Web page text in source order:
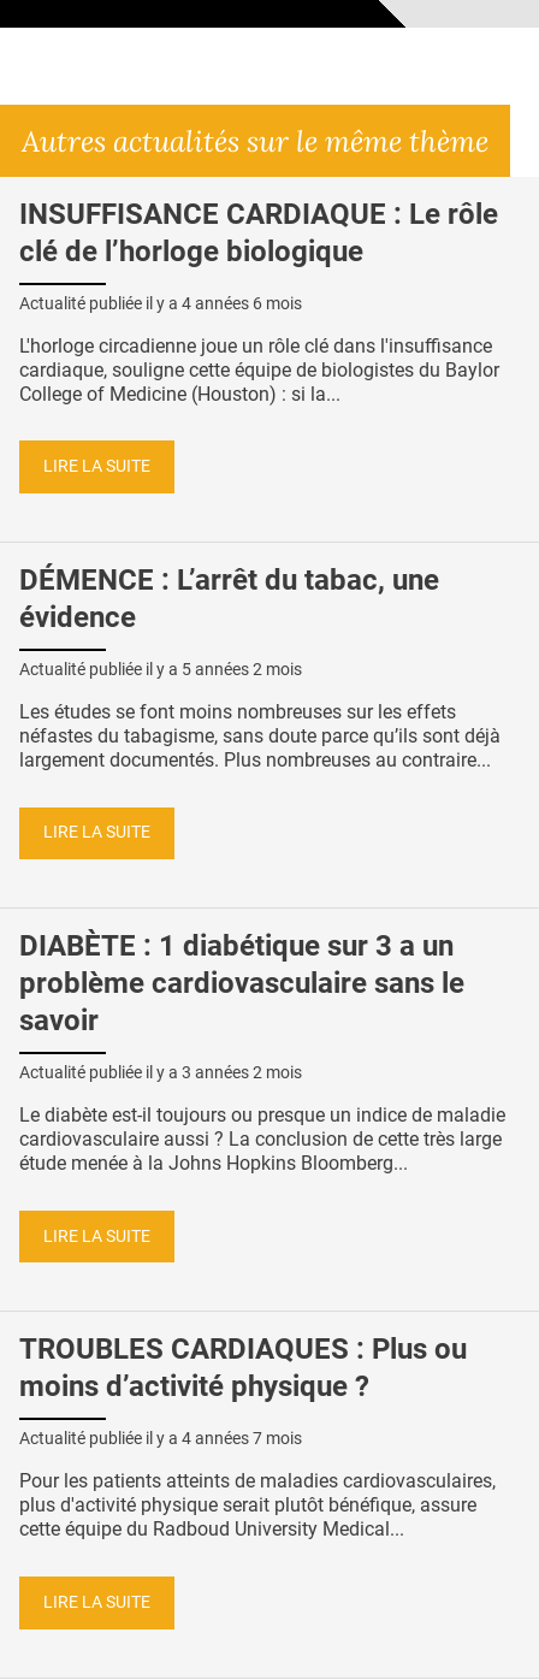
Autres actualités sur le même thème
INSUFFISANCE CARDIAQUE : Le rôle
clé de l’horloge biologique
Actualité publiée il y a 4 années 6 mois
L'horloge circadienne joue un rôle clé dans l'insuffisance
cardiaque, souligne cette équipe de biologistes du Baylor
College of Medicine (Houston) : si la...
LIRE LA SUITE
DÉMENCE : L’arrêt du tabac, une
évidence
Actualité publiée il y a 5 années 2 mois
Les études se font moins nombreuses sur les effets
néfastes du tabagisme, sans doute parce qu’ils sont déjà
largement documentés. Plus nombreuses au contraire...
LIRE LA SUITE
DIABÈTE : 1 diabétique sur 3 a un
problème cardiovasculaire sans le
savoir
Actualité publiée il y a 3 années 2 mois
Le diabète est-il toujours ou presque un indice de maladie
cardiovasculaire aussi ? La conclusion de cette très large
étude menée à la Johns Hopkins Bloomberg...
LIRE LA SUITE
TROUBLES CARDIAQUES : Plus ou
moins d’activité physique ?
Actualité publiée il y a 4 années 7 mois
Pour les patients atteints de maladies cardiovasculaires,
plus d'activité physique serait plutôt bénéfique, assure
cette équipe du Radboud University Medical...
LIRE LA SUITE